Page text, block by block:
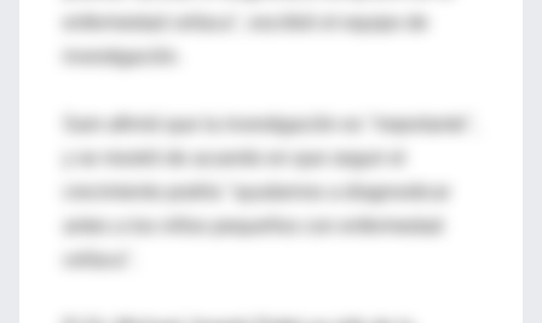
enfermedad celíaca", escribió el equipo de
investigación.
Sam afirmó que la investigación es "importante",
y se mostró de acuerdo en que seguir el
crecimiento podría "ayudarnos a diagnosticar
antes a los niños pequeños con enfermedad